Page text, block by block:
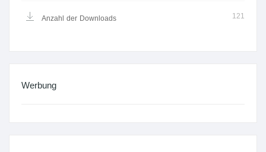
Anzahl der Downloads 121
Werbung